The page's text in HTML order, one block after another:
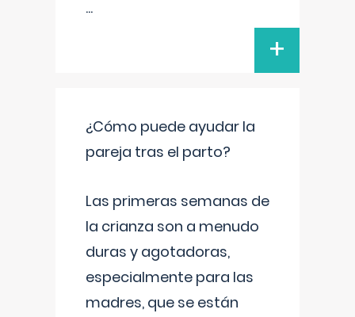
...
+
¿Cómo puede ayudar la
pareja tras el parto?
Las primeras semanas de
la crianza son a menudo
duras y agotadoras,
especialmente para las
madres, que se están